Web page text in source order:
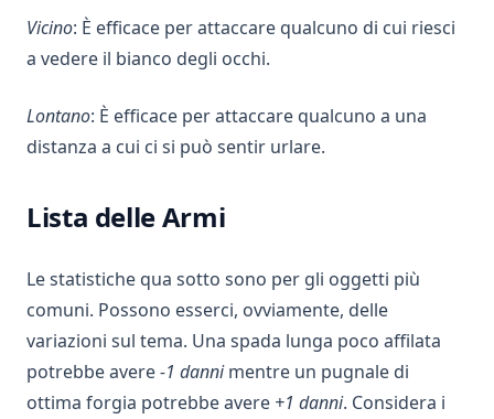
Vicino: È efficace per attaccare qualcuno di cui riesci
a vedere il bianco degli occhi.
Lontano: È efficace per attaccare qualcuno a una
distanza a cui ci si può sentir urlare.
Lista delle Armi
Le statistiche qua sotto sono per gli oggetti più
comuni. Possono esserci, ovviamente, delle
variazioni sul tema. Una spada lunga poco affilata
potrebbe avere-1 dannimentre un pugnale di
ottima forgia potrebbe avere +1 danni. Considera i